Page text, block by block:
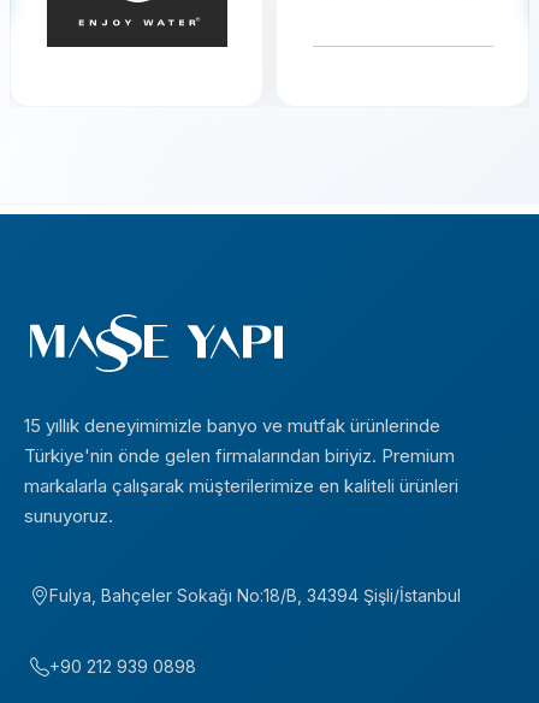
15 yıllık deneyimimizle banyo ve mutfak ürünlerinde
Türkiye'nin önde gelen firmalarından biriyiz. Premium
markalarla çalışarak müşterilerimize en kaliteli ürünleri
sunuyoruz.
Fulya, Bahçeler Sokağı No:18/B, 34394 Şişli/İstanbul
+90 212 939 0898